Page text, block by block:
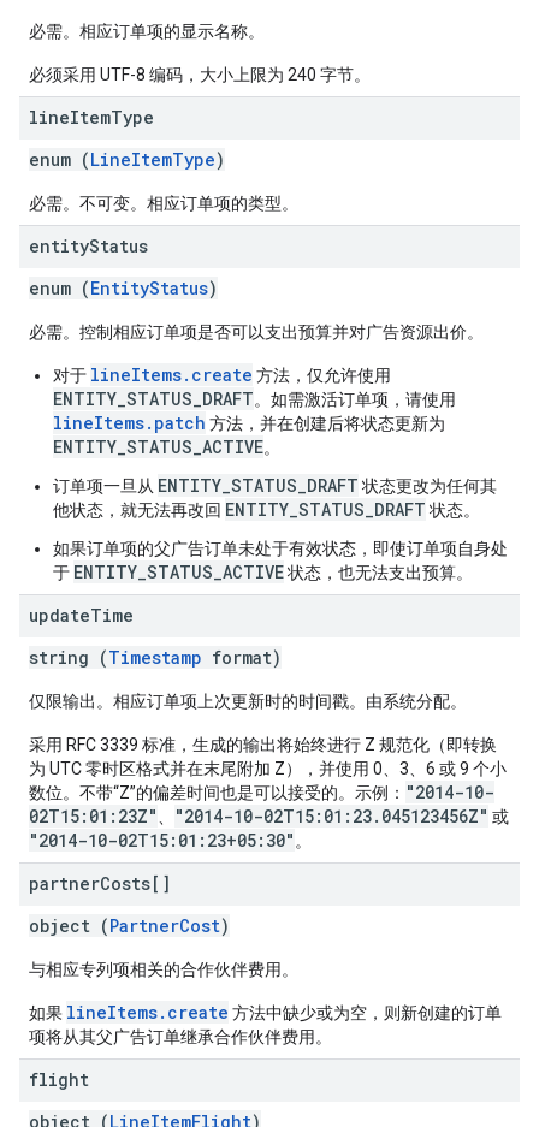
必需。相应订单项的显示名称。
必须采用 UTF-8 编码，大小上限为 240 字节。
lineItemType
enum (LineItemType)
必需。不可变。相应订单项的类型。
entityStatus
enum (EntityStatus)
必需。控制相应订单项是否可以支出预算并对广告资源出价。
对于 lineItems.create 方法，仅允许使用
ENTITY_STATUS_DRAFT。如需激活订单项，请使用
lineItems.patch 方法，并在创建后将状态更新为
ENTITY_STATUS_ACTIVE。
订单项一旦从 ENTITY_STATUS_DRAFT 状态更改为任何其
他状态，就无法再改回 ENTITY_STATUS_DRAFT 状态。
如果订单项的父广告订单未处于有效状态，即使订单项自身处
于 ENTITY_STATUS_ACTIVE状态，也无法支出预算。
updateTime
string (Timestamp format)
仅限输出。相应订单项上次更新时的时间戳。由系统分配。
采用 RFC 3339 标准，生成的输出将始终进行 Z 规范化（即转换
为 UTC 零时区格式并在末尾附加 Z），并使用 0、3、6 或 9 个小
数位。不带“Z”的偏差时间也是可以接受的。示例： "2014-10-
02T15:01:23Z"
"2014-10-02T15:01:23.045123456Z" 或
"2014-10-02T15:01:23+05:30" 。
partnerCosts[]
object (PartnerCost)
与相应专列项相关的合作伙伴费用。
如果 lineItems.create 方法中缺少或为空，则新创建的订单
项将从其父广告订单继承合作伙伴费用。
flight
object (LineItemFlight)